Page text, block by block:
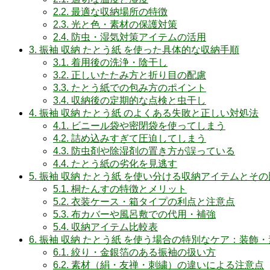
2.2. 最適な収納場所の特徴
2.3. 光と色・素材の保護対策
2.4. 防虫・湿気対策アイテムの活用
3. 振袖 収納 たとう紙 を使った具体的な収納手順
3.1. 着用後の洗浄・陰干し
3.2. 正しいたたみ方と折り目の配慮
3.3. たとう紙での包み方のポイント
3.4. 収納後の定期的な点検と虫干し
4. 振袖 収納 たとう紙 のよくある失敗と正しい対処法
4.1. ビニール袋や密閉袋を使ってしまう
4.2. 詰め込みすぎて圧迫してしまう
4.3. 防虫剤や除湿剤の置き方が誤っている
4.4. たとう紙の劣化を見逃す
5. 振袖 収納 たとう紙 を使い分ける収納アイテムとその
5.1. 桐たんすの特徴とメリット
5.2. 衣装ケース・箱タイプの利点と注意点
5.3. 布カバーや風呂敷での代用・補強
5.4. 収納アイテム比較表
6. 振袖 収納 たとう紙 を使う場合の特別なケア：装飾
6.1. 絞り・金銀箔のある振袖の扱い方
6.2. 素材（絹・友禅・刺繍）の違いによる注意点